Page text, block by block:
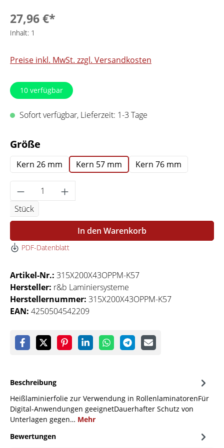
27,96 €*
Inhalt: 1
Preise inkl. MwSt. zzgl. Versandkosten
10 verfügbar
Sofort verfügbar, Lieferzeit: 1-3 Tage
Größe
Kern 26 mm Kern 57 mm Kern 76 mm
Produkt Anzahl: Gib den gewünschten
Stück
In den Warenkorb
PDF-Datenblatt
Artikel-Nr.: 315X200X43OPPM-K57
Hersteller: r&b Laminiersysteme
Herstellernummer: 315X200X43OPPM-K57
EAN: 4250504542209
Beschreibung
Heißlaminierfolie zur Verwendung in RollenlaminatorenFür
Digital-Anwendungen geeignetDauerhafter Schutz von
Unterlagen gegen… Mehr
Bewertungen